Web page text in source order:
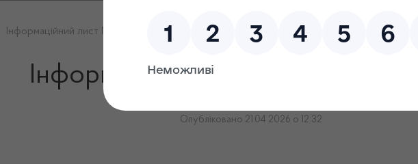
Інформаційний лист № 30, 2026 року
Інформаційний лист № 30, 2026
Опубліковано 21.04.2026 о 12:32